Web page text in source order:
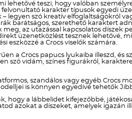
teszi, hogy valóban
karakter típusok egyedi
legyen szó kreatív elfoglaltságokról
barátságos, szerethető karaktert
az utazással kapcsolatos díszek
üzenetközlést tesznek lehetővé,
eszközzé a Crocs viselők számára.
a Crocs papucs lyukaiba illeszd, és
vidám, színes figurákról,
szandálos vagy egyéb Crocs
is könnyen egyedivé tehetők
hogy a lábbelidet kifejezőbbé,
azokat a díszeket, amelyek igazán